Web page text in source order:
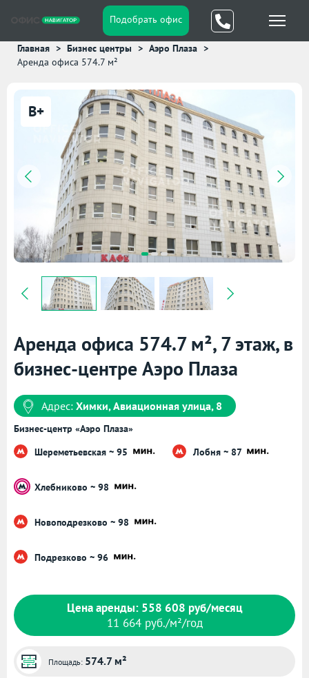
Подобрать офис
Главная Бизнес центры
Аэро Плаза
Аренда офиса 574.7 м²
B+
Аренда офиса 574.7 м², 7 этаж, в
бизнес-центре Аэро Плаза
Адрес: Химки, Авиационная улица, 8
Бизнес-центр «Аэро Плаза»
Шереметьевская ~ 95
Лобня ~ 87
Хлебниково ~ 98
Новоподрезково ~ 98
Подрезково ~ 96
Цена аренды: 558 608 руб/месяц
11 664 руб./м²/год
Площадь: 574.7 м²